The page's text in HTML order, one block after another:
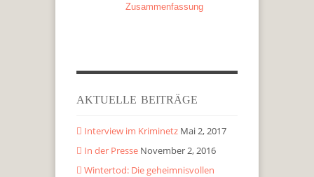
Zusammenfassung
AKTUELLE BEITRÄGE
Interview im Kriminetz Mai 2, 2017
In der Presse November 2, 2016
Wintertod: Die geheimnisvollen